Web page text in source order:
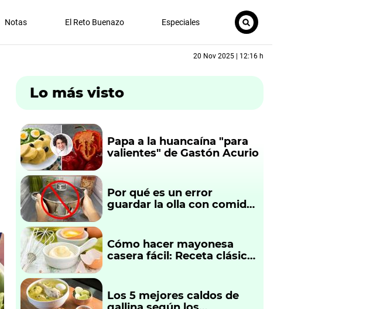
Notas El Reto Buenazo Especiales
20 Nov 2025 | 12:16 h
Lo más visto
Papa a la huancaína "para
valientes" de Gastón Acurio
Por qué es un error
guardar la olla con comida
Cómo hacer mayonesa
casera fácil: Receta clásica
Los 5 mejores caldos de